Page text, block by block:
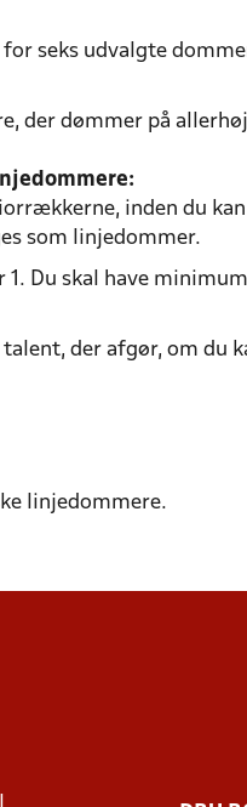
seks udvalgte
der dømmer på
inden du
som linjedommer.
Du skal have
der afgør, om du
linjedommere.